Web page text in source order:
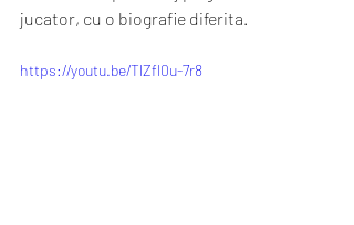
jucator, cu o biografie diferita.
https://youtu.be/TlZfl0u-7r8